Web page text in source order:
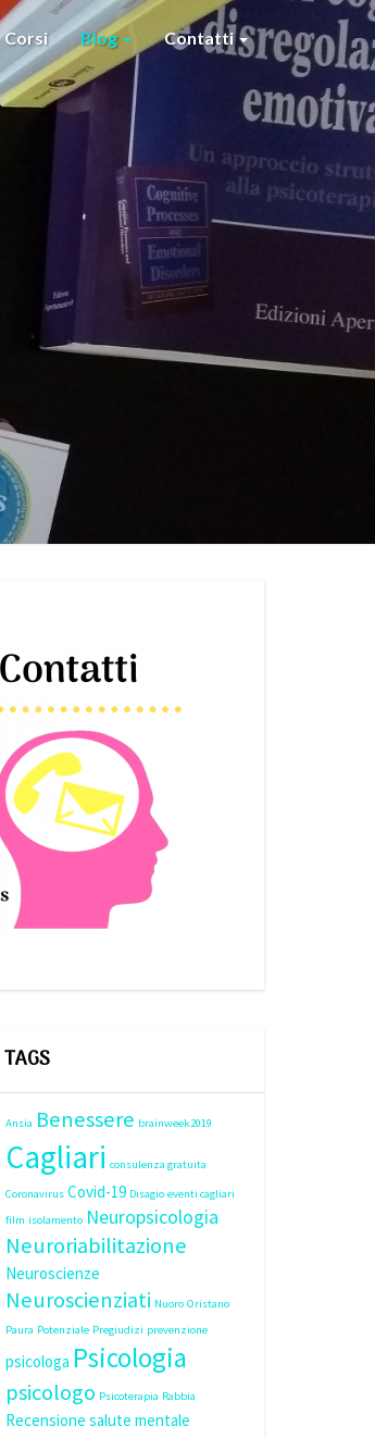
Corsi Blog Contatti
TAGS
Ansia Benessere brainweek2019
Cagliari consulenza gratuita
Coronavirus Covid-19 Disagio eventi cagliari
film isolamento Neuropsicologia
Neuroriabilitazione
Neuroscienze
Neuroscienziati Nuoro Oristano
Paura Potenziale Pregiudizi prevenzione
psicologa Psicologia
psicologo Psicoterapia Rabbia
Recensione salute mentale